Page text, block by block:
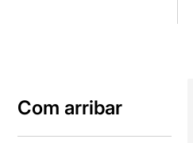
Com arribar